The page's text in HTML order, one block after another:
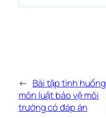
← Bài tập tình huống
môn luật bảo vệ môi
trường có đáp án